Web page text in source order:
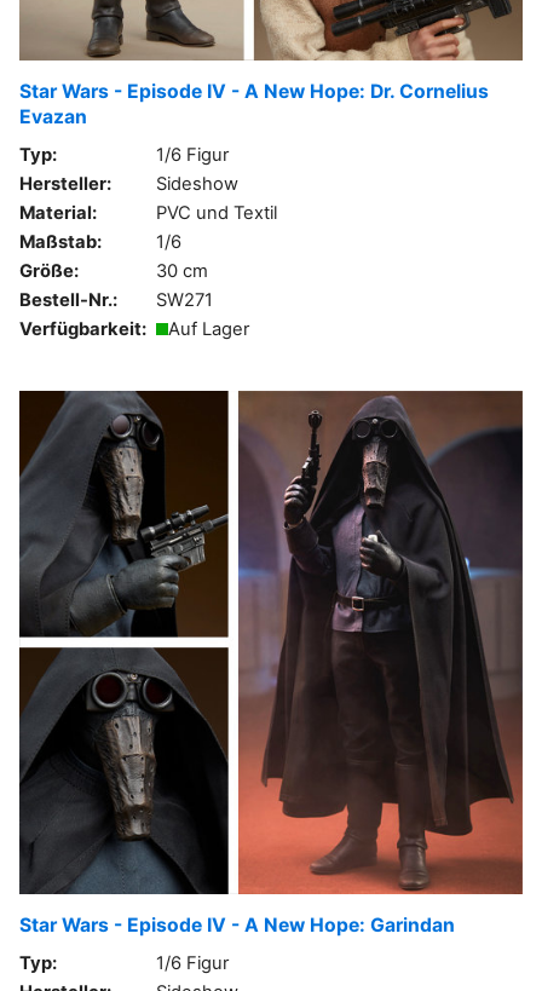
Star Wars - Episode IV - A New Hope: Dr. Cornelius
Evazan
Typ:
1/6 Figur
Hersteller:
Sideshow
Material:
PVC und Textil
Maßstab:
1/6
Größe:
30 cm
Bestell-Nr.:
SW271
Verfügbarkeit:
Auf Lager
Star Wars - Episode IV - A New Hope: Garindan
Typ:
1/6 Figur